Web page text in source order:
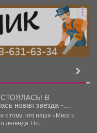
В
новая звезда -
к тому, что наши «Мисс и
легенда. Но...